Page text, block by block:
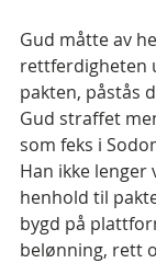
Gud måtte av
rettferdigheten
pakten, påstås
Gud straffet
som feks i
Han ikke
henhold til
bygd på
belønning, rett